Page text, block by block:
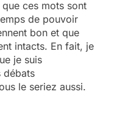
ces mots sont
de pouvoir
bon et que
intacts. En fait, je
je suis
débats
le seriez aussi.